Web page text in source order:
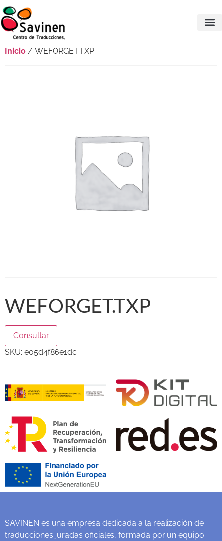
Inicio / WEFORGET.TXP
WEFORGET.TXP
Consultar
SKU: e05d4f86e1dc
SAVINEN es una empresa dedicada a la realización de
traducciones juradas oficiales, formada por un equipo